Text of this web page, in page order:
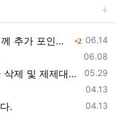
등록일
06.14
인트 쏩니다!! 2댓글
등록일
06.08
글
등록일
05.29
제제대상입니다.
등록일
04.13
등록일
04.13
.